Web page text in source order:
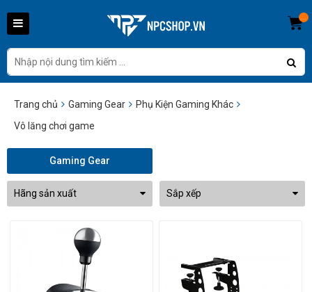
...
Trang chủ Gaming Gear
Phụ Kiện Gaming Khác
Vô lăng chơi game
Gaming Gear
Hãng sản xuất Sắp xếp